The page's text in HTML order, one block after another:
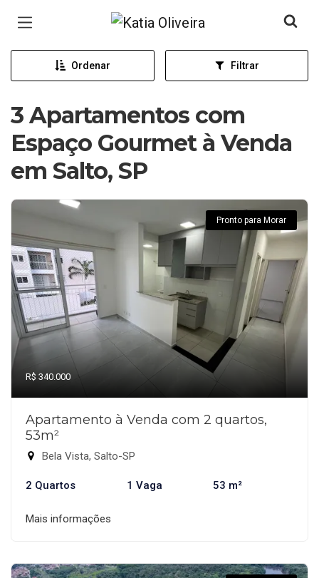
Página inicial
Ordenar Filtrar
3 Apartamentos com
Espaço Gourmet à Venda
em Salto, SP
Pronto para Morar
R$ 340.000
Apartamento à Venda com 2 quartos,
53m²
Bela Vista, Salto-SP
2 Quartos 1 Vaga 53 m²
Mais informações